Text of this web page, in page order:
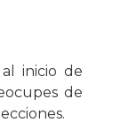
al inicio de
de